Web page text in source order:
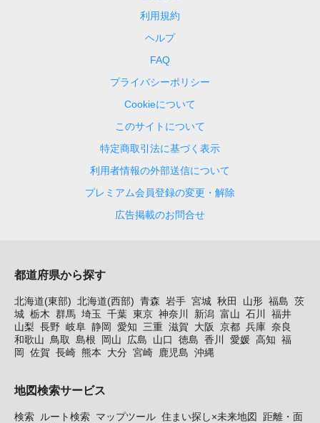
利用規約
ヘルプ
FAQ
プライバシーポリシー
Cookieについて
このサイトについて
特定商取引法に基づく表示
利用者情報の外部送信について
プレミアム会員登録の変更・解除
広告掲載のお問合せ
都道府県から探す
北海道(東部) 北海道(西部) 青森 岩手 宮城 秋田 山形 福島 茨
城 栃木 群馬 埼玉 千葉 東京 神奈川 新潟 富山 石川
福井
山梨 長野 岐阜 静岡 愛知 三重 滋賀 大阪 京都 兵庫 奈良
和歌山 鳥取 島根 岡山 広島 山口 徳島 香川 愛媛 高知 福
岡
佐賀 長崎 熊本 大分 宮崎 鹿児島 沖縄
地図検索サービス
検索 ルート検索 マップツール 住まい探し×未来地図
距離・面